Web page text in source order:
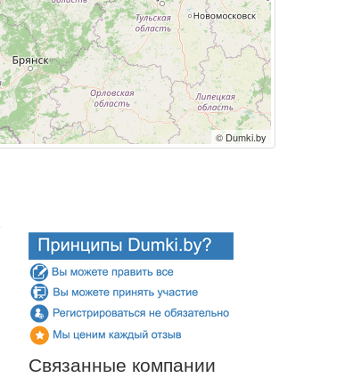
© Dumki.by
Связанные компании